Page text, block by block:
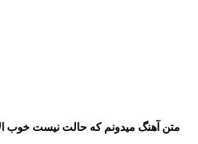
متن آهنگ میدونم که حالت نیست خوب